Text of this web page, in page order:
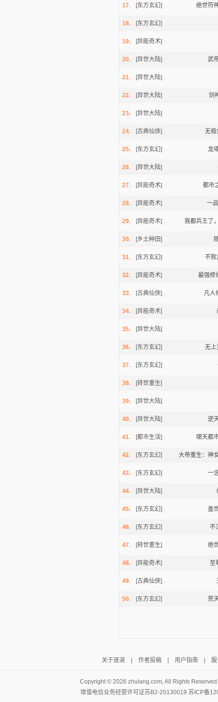
17. [东方玄幻] 绝世符
18. [东方玄幻]
19. [异能奇术]
20. [异世大陆] 武
21. [异世大陆]
22. [异世大陆] 剑
23. [异世大陆]
24. [古典仙侠] 无极
25. [东方玄幻] 龙
26. [异世大陆]
27. [异能奇术] 都市
28. [异能奇术] 一
29. [异能奇术] 我都兵王了
30. [乡土种田]
31. [东方玄幻] 不败
32. [异能奇术] 最强修
33. [古典仙侠] 凡人
34. [异能奇术]
35. [异世大陆]
36. [东方玄幻] 无上
37. [东方玄幻]
38. [转世重生]
39. [异世大陆]
40. [异世大陆] 逆
41. [都市生活] 啸天都
42. [东方玄幻] 大帝重生：神
43. [东方玄幻] 一
44. [异世大陆]
45. [东方玄幻] 盖
46. [东方玄幻] 不
47. [转世重生] 绝
48. [异能奇术] 至
49. [古典仙侠]
50. [东方玄幻] 荒
关于逐浪 作者投稿| 用户指南 服
Copyright © 2026 zhulang.com, All Rights
增值电信业务经营许可证苏B2-20130019 苏ICP备